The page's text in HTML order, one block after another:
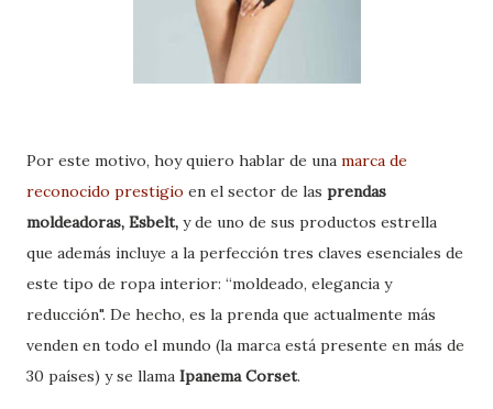
Por este motivo, hoy quiero hablar de una marca de
reconocido prestigio en el sector de las prendas
moldeadoras, Esbelt, y de uno de sus productos estrella
que además incluye a la perfección tres claves esenciales de
este tipo de ropa interior: “moldeado, elegancia y
reducción". De hecho, es la prenda que actualmente más
venden en todo el mundo (la marca está presente en más de
30 países) y se llama Ipanema Corset.